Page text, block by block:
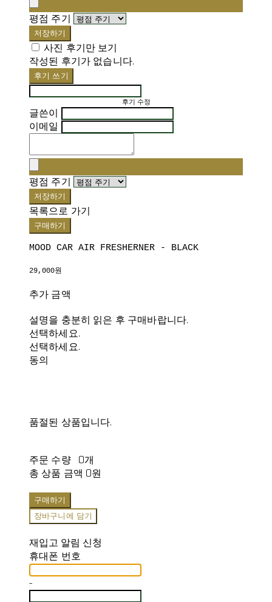
평점 주기
저장하기
사진 후기만 보기
작성된 후기가 없습니다.
후기 쓰기
후기 수정
글쓴이
이메일
평점 주기
저장하기
목록으로 가기
구매하기
MOOD CAR AIR FRESHERNER - BLACK
29,000원
추가 금액
설명을 충분히 읽은 후 구매바랍니다.
선택하세요.
선택하세요.
동의
품절된 상품입니다.
주문 수량
0개
총 상품 금액 0원
구매하기
장바구니에 담기
재입고 알림 신청
휴대폰 번호
-